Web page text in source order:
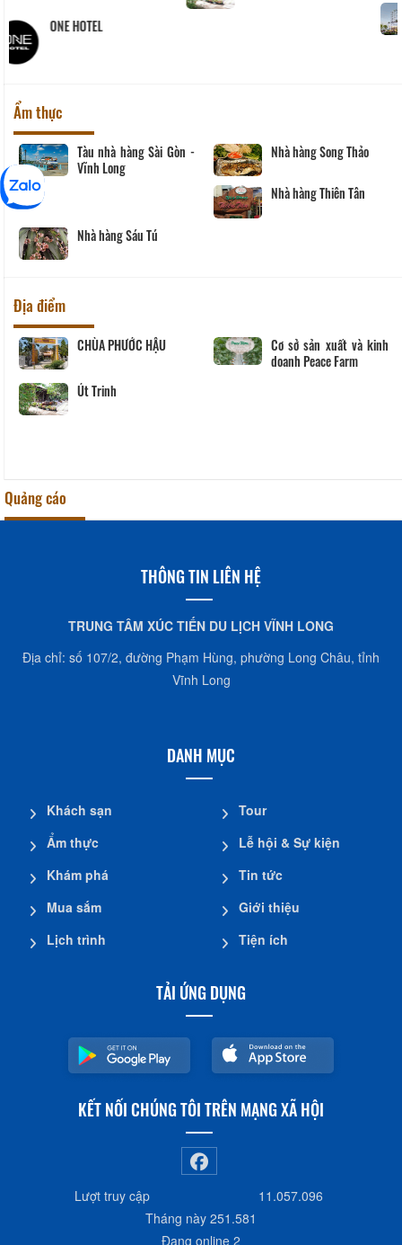
ONE HOTEL
Ẩm thực
Tàu nhà hàng Sài Gòn -
Vĩnh Long
Nhà hàng Song Thảo
Nhà hàng Thiên Tân
Nhà hàng Sáu Tú
Địa điểm
CHÙA PHƯỚC HẬU
Cơ sở sản xuất và kinh
doanh Peace Farm
Út Trinh
Quảng cáo
THÔNG TIN LIÊN HỆ
TRUNG TÂM XÚC TIẾN DU LỊCH VĨNH LONG
Địa chỉ: số 107/2, đường Phạm Hùng, phường Long Châu, tỉnh
Vĩnh Long
DANH MỤC
Khách sạn
Ẩm thực
Khám phá
Mua sắm
Lịch trình
Tour
Lễ hội & Sự kiện
Tin tức
Giới thiệu
Tiện ích
TẢI ỨNG DỤNG
KẾT NỐI CHÚNG TÔI TRÊN MẠNG XÃ HỘI
Lượt truy cập
11.057.096
Tháng này 251.581
Đang online 2